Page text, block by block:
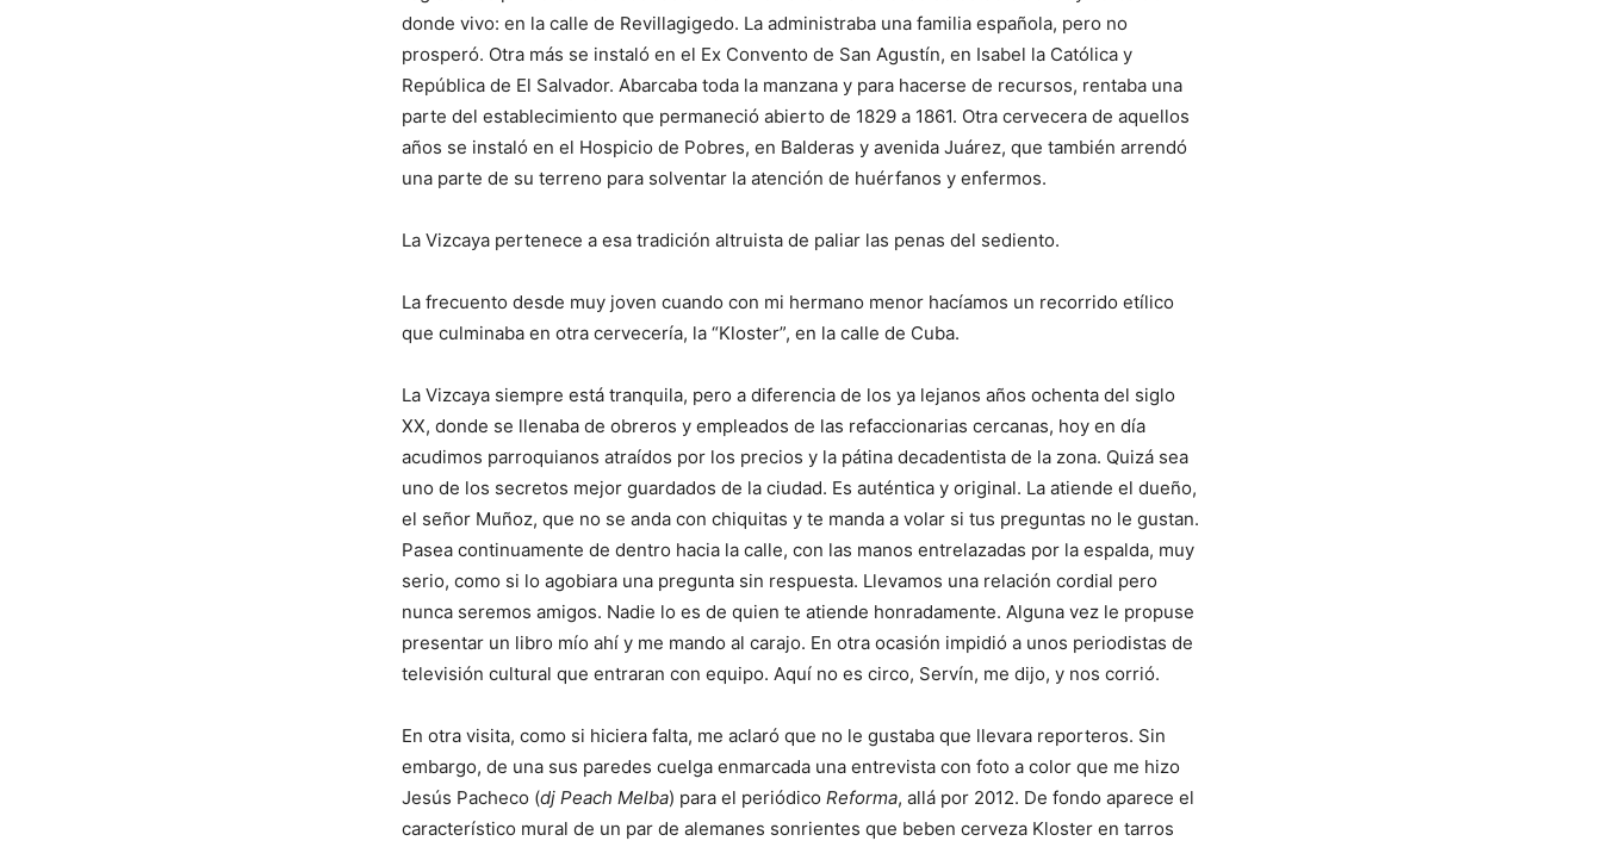
donde vivo: en la calle de Revillagigedo. La administraba una familia española, pero no
prosperó. Otra más se instaló en el Ex Convento de San Agustín, en Isabel la Católica y
República de El Salvador. Abarcaba toda la manzana y para hacerse de recursos, rentaba una
parte del establecimiento que permaneció abierto de 1829 a 1861. Otra cervecera de aquellos
años se instaló en el Hospicio de Pobres, en Balderas y avenida Juárez, que también arrendó
una parte de su terreno para solventar la atención de huérfanos y enfermos.
La Vizcaya pertenece a esa tradición altruista de paliar las penas del sediento.
La frecuento desde muy joven cuando con mi hermano menor hacíamos un recorrido etílico
que culminaba en otra cervecería, la “Kloster”, en la calle de Cuba.
La Vizcaya siempre está tranquila, pero a diferencia de los ya lejanos años ochenta del siglo
XX, donde se llenaba de obreros y empleados de las refaccionarias cercanas, hoy en día
acudimos parroquianos atraídos por los precios y la pátina decadentista de la zona. Quizá sea
uno de los secretos mejor guardados de la ciudad. Es auténtica y original. La atiende el dueño,
el señor Muñoz, que no se anda con chiquitas y te manda a volar si tus preguntas no le gustan.
Pasea continuamente de dentro hacia la calle, con las manos entrelazadas por la espalda, muy
serio, como si lo agobiara una pregunta sin respuesta. Llevamos una relación cordial pero
nunca seremos amigos. Nadie lo es de quien te atiende honradamente. Alguna vez le propuse
presentar un libro mío ahí y me mando al carajo. En otra ocasión impidió a unos periodistas de
televisión cultural que entraran con equipo. Aquí no es circo, Servín, me dijo, y nos corrió.
En otra visita, como si hiciera falta, me aclaró que no le gustaba que llevara reporteros. Sin
embargo, de una sus paredes cuelga enmarcada una entrevista con foto a color que me hizo
Jesús Pacheco (dj Peach Melba) para el periódico Reforma, allá por 2012. De fondo aparece el
característico mural de un par de alemanes sonrientes que beben cerveza Kloster en tarros